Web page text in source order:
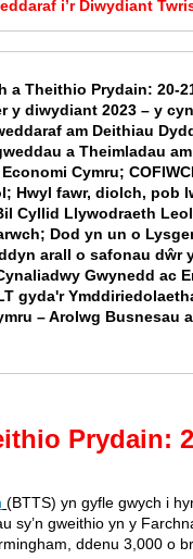
i’r Diwydiant
a Theithio Prydain: 20-
y diwydiant 2023 – y
am Deithiau
a Theimladau
Cymru;
Hwyl fawr, diolch, pob
Cyllid Llywodraeth
Dod yn un o
arall o safonau dŵr
Gwynedd ac
gyda'r
– Arolwg Busnesau
Prydain:
(BTTS) yn gyfle gwych i
sy’n gweithio yn y
ddenu 3,000 o